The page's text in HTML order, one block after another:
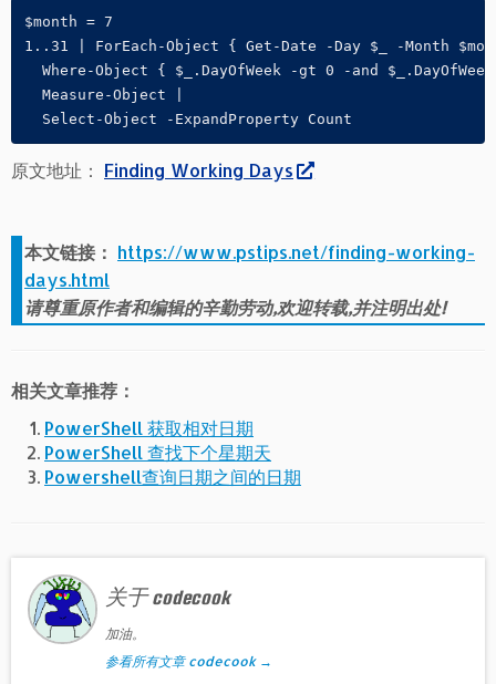
$month = 7
1..31 | ForEach-Object { Get-Date -Day $_ -Month
Where-Object { $_.DayOfWeek -gt 0 -and
  Measure-Object |
  Select-Object -ExpandProperty Count
原文地址： Finding Working Days
本文链接： https://www.pstips.net/finding-working-
days.html
请尊重原作者和编辑的辛勤劳动,欢迎转载,并注明出处!
相关文章推荐：
PowerShell 获取相对日期
PowerShell 查找下个星期天
Powershell查询日期之间的日期
关于 codecook
加油。
参看所有文章 codecook →